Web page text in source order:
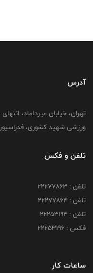
آدرس
تهران، خیابان میرداماد،
ورزشی شهید کشوری،
تلفن و فکس
تلفن : 22277863
تلفن : 22277864
تلفن : 22253194
فکس : 22253196
ساعات کار